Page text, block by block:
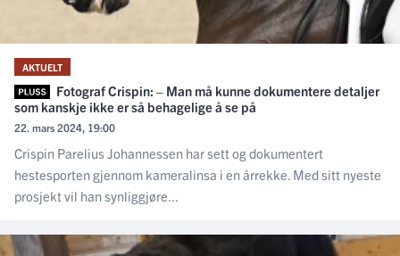
AKTUELT
Fotograf Crispin: – Man må kunne dokumentere detaljer
som kanskje ikke er så behagelige å se på
22. mars 2024, 19:00
Crispin Parelius Johannessen har sett og dokumentert
hestesporten gjennom kameralinsa i en årrekke. Med sitt nyeste
prosjekt vil han synliggjøre...